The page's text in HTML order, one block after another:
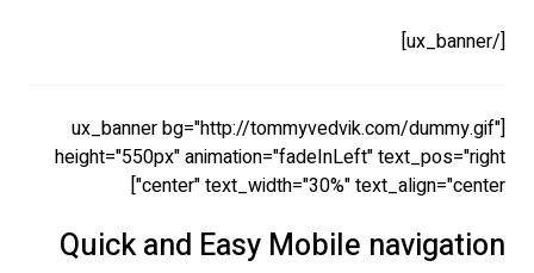
[/ux_banner]
[ux_banner bg="http://tommyvedvik.com/dummy.gif"
height="550px" animation="fadeInLeft" text_pos="right
center" text_width="30%" text_align="center"]
Quick and Easy Mobile navigation